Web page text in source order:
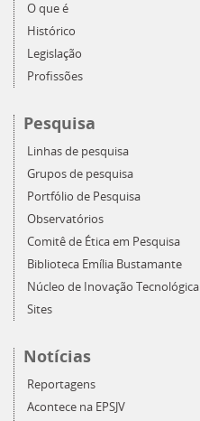
O que é
Histórico
Legislação
Profissões
Pesquisa
Linhas de pesquisa
Grupos de pesquisa
Portfólio de Pesquisa
Observatórios
Comitê de Ética em Pesquisa
Biblioteca Emília Bustamante
Núcleo de Inovação Tecnológica
Sites
Notícias
Reportagens
Acontece na EPSJV